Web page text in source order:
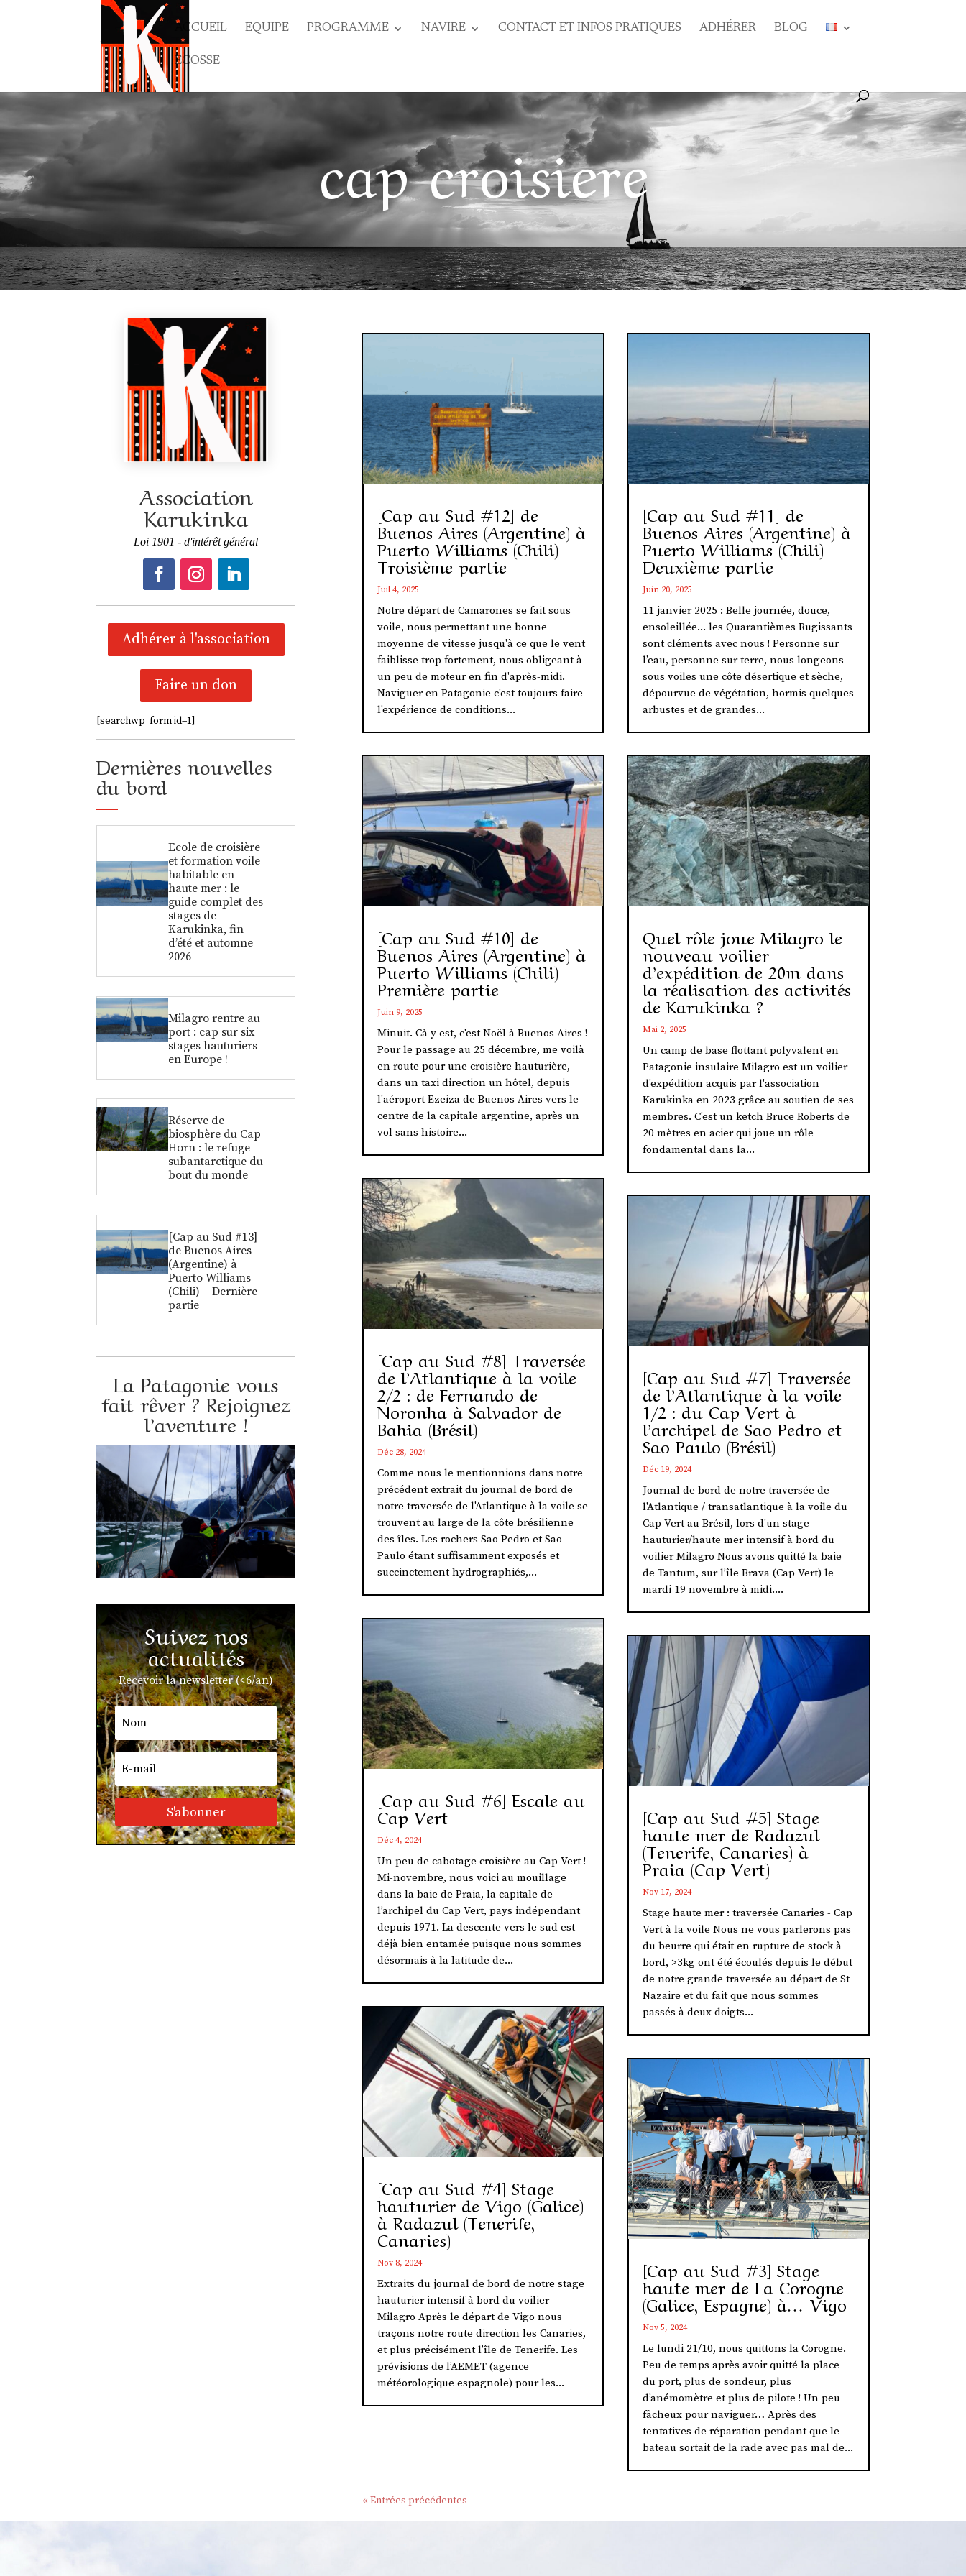
ACCUEIL EQUIPE PROGRAMME NAVIRE CONTACT ET INFOS PRATIQUES ADHÉRER BLOG
ECOSSE
cap croisiere
Association
Karukinka
Loi 1901 - d'intérêt général
Adhérer à l'association
Faire un don
[searchwp_form id=1]
Dernières nouvelles
du bord
Ecole de croisière
et formation voile
habitable en
haute mer : le
guide complet des
stages de
Karukinka, fin
d’été et automne
2026
Milagro rentre au
port : cap sur six
stages hauturiers
en Europe !
Réserve de
biosphère du Cap
Horn : le refuge
subantarctique du
bout du monde
[Cap au Sud #13]
de Buenos Aires
(Argentine) à
Puerto Williams
(Chili) – Dernière
partie
La Patagonie vous
fait rêver ? Rejoignez
l’aventure !
Suivez nos
actualités
Recevoir la newsletter (<6/an)
S'abonner
[Cap au Sud #12] de
Buenos Aires (Argentine) à
Puerto Williams (Chili)
Troisième partie
Juil 4, 2025
Notre départ de Camarones se fait sous
voile, nous permettant une bonne
moyenne de vitesse jusqu'à ce que le vent
faiblisse trop fortement, nous obligeant à
un peu de moteur en fin d'après-midi.
Naviguer en Patagonie c'est toujours faire
l'expérience de conditions...
[Cap au Sud #10] de
Buenos Aires (Argentine) à
Puerto Williams (Chili)
Première partie
Juin 9, 2025
Minuit. Cà y est, c'est Noël à Buenos Aires !
Pour le passage au 25 décembre, me voilà
en route pour une croisière hauturière,
dans un taxi direction un hôtel, depuis
l'aéroport Ezeiza de Buenos Aires vers le
centre de la capitale argentine, après un
vol sans histoire...
[Cap au Sud #8] Traversée
de l’Atlantique à la voile
2/2 : de Fernando de
Noronha à Salvador de
Bahia (Brésil)
Déc 28, 2024
Comme nous le mentionnions dans notre
précédent extrait du journal de bord de
notre traversée de l'Atlantique à la voile se
trouvent au large de la côte brésilienne
des îles. Les rochers Sao Pedro et Sao
Paulo étant suffisamment exposés et
succinctement hydrographiés,...
[Cap au Sud #6] Escale au
Cap Vert
Déc 4, 2024
Un peu de cabotage croisière au Cap Vert !
Mi-novembre, nous voici au mouillage
dans la baie de Praia, la capitale de
l’archipel du Cap Vert, pays indépendant
depuis 1971. La descente vers le sud est
déjà bien entamée puisque nous sommes
désormais à la latitude de...
[Cap au Sud #4] Stage
hauturier de Vigo (Galice)
à Radazul (Tenerife,
Canaries)
Nov 8, 2024
Extraits du journal de bord de notre stage
hauturier intensif à bord du voilier
Milagro Après le départ de Vigo nous
traçons notre route direction les Canaries,
et plus précisément l’île de Tenerife. Les
prévisions de l’AEMET (agence
météorologique espagnole) pour les...
[Cap au Sud #11] de
Buenos Aires (Argentine) à
Puerto Williams (Chili)
Deuxième partie
Juin 20, 2025
11 janvier 2025 : Belle journée, douce,
ensoleillée... les Quarantièmes Rugissants
sont cléments avec nous ! Personne sur
l’eau, personne sur terre, nous longeons
sous voiles une côte désertique et sèche,
dépourvue de végétation, hormis quelques
arbustes et de grandes...
Quel rôle joue Milagro le
nouveau voilier
d’expédition de 20m dans
la réalisation des activités
de Karukinka ?
Mai 2, 2025
Un camp de base flottant polyvalent en
Patagonie insulaire Milagro est un voilier
d'expédition acquis par l'association
Karukinka en 2023 grâce au soutien de ses
membres. C'est un ketch Bruce Roberts de
20 mètres en acier qui joue un rôle
fondamental dans la...
[Cap au Sud #7] Traversée
de l’Atlantique à la voile
1/2 : du Cap Vert à
l’archipel de Sao Pedro et
Sao Paulo (Brésil)
Déc 19, 2024
Journal de bord de notre traversée de
l'Atlantique / transatlantique à la voile du
Cap Vert au Brésil, lors d'un stage
hauturier/haute mer intensif à bord du
voilier Milagro Nous avons quitté la baie
de Tantum, sur l’île Brava (Cap Vert) le
mardi 19 novembre à midi....
[Cap au Sud #5] Stage
haute mer de Radazul
(Tenerife, Canaries) à
Praia (Cap Vert)
Nov 17, 2024
Stage haute mer : traversée Canaries - Cap
Vert à la voile Nous ne vous parlerons pas
du beurre qui était en rupture de stock à
bord, >3kg ont été écoulés depuis le début
de notre grande traversée au départ de St
Nazaire et du fait que nous sommes
passés à deux doigts...
[Cap au Sud #3] Stage
haute mer de La Corogne
(Galice, Espagne) à… Vigo
Nov 5, 2024
Le lundi 21/10, nous quittons la Corogne.
Peu de temps après avoir quitté la place
du port, plus de sondeur, plus
d’anémomètre et plus de pilote ! Un peu
fâcheux pour naviguer… Après des
tentatives de réparation pendant que le
bateau sortait de la rade avec pas mal de...
« Entrées précédentes